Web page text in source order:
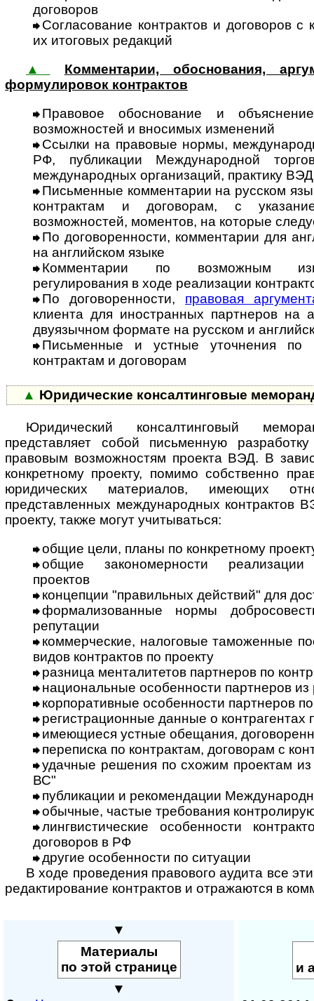
договоров
Согласование контрактов и договоров с
их итоговых редакций
▲
Комментарии, обоснования,
формулировок контрактов
Правовое обоснование и
возможностей и вносимых изменений
Ссылки на правовые нормы,
РФ, публикации Международной
международных организаций, практику ВЭД
Письменные комментарии на рус­ском
конт­рактам и дого­ворам, с
возможностей, моментов, на которые
По договоренности, комментарии для
на английском языке
Комментарии по возможным
регулирования в ходе реализации
По договоренности, правовая
клиента для иностранных партнеров на
двуязычном формате на русском и
Письменные и устные уточнения по
контрактам и договорам
▲ Юридические консалтинговые
Юридический консалтинговый
представляет собой письменную
правовым возможностям проекта ВЭД. В
конкретному проекту, помимо собственно
юридических материалов, имеющих
представленных международных контрактов
проекту, также могут учитываться:
общие цели, планы по конкретному
общие закономерности реализации
проектов
концепции "правильных действий" для
формализованные нормы
репутации
коммерческие, налоговые таможенные
видов контрактов по проекту
разница менталитетов партнеров по
национальные особенности партнеров из
корпоративные особенности партнеров
регистрационные данные о контрагентах
имеющиеся устные обещания,
переписка по контрактам, договорам с
удачные решения по схожим проектам
ВС"
публикации и рекомендации
обычные, частые требования
лингвистические особенности
договоров в РФ
другие особенности по ситуации
В ходе проведения правового аудита все
редактирование контрактов и отражаются в
▼
Материалы
по этой странице
▼
и